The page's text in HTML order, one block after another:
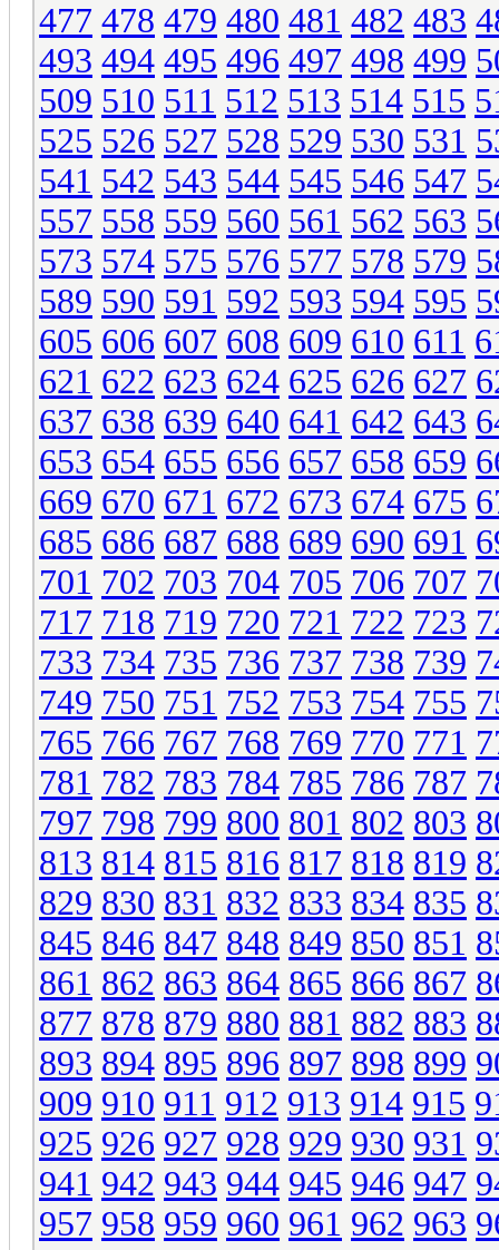
477 478 479 480 481 482 483
493 494 495 496 497 498 499
509 510 511 512 513 514 515
525 526 527 528 529 530 531
541 542 543 544 545 546 547
557 558 559 560 561 562 563
573 574 575 576 577 578 579
589 590 591 592 593 594 595
605 606 607 608 609 610 611
621 622 623 624 625 626 627
637 638 639 640 641 642 643
653 654 655 656 657 658 659
669 670 671 672 673 674 675
685 686 687 688 689 690 691
701 702 703 704 705 706 707
717 718 719 720 721 722 723
733 734 735 736 737 738 739
749 750 751 752 753 754 755
765 766 767 768 769 770 771
781 782 783 784 785 786 787
797 798 799 800 801 802 803
813 814 815 816 817 818 819
829 830 831 832 833 834 835
845 846 847 848 849 850 851
861 862 863 864 865 866 867
877 878 879 880 881 882 883
893 894 895 896 897 898 899
909 910 911 912 913 914 915
925 926 927 928 929 930 931
941 942 943 944 945 946 947
957 958 959 960 961 962 963